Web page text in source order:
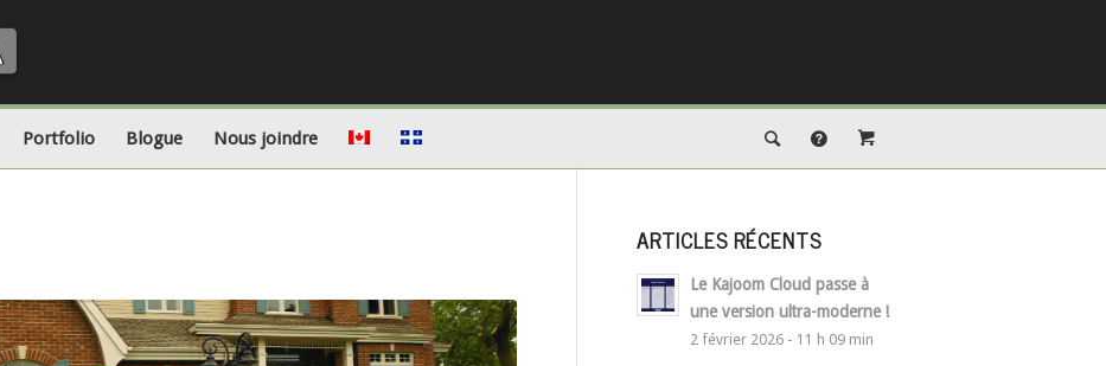
Portfolio Blogue Nous joindre
ARTICLES RÉCENTS
Le Kajoom Cloud passe à
une version ultra-moderne !
2 février 2026 - 11 h 09 min